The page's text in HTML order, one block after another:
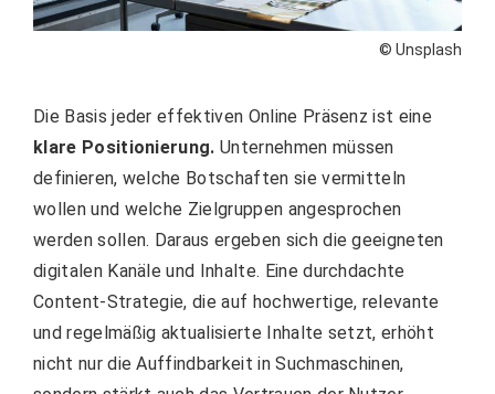
© Unsplash
Die Basis jeder effektiven Online Präsenz ist eine
klare Positionierung. Unternehmen müssen
definieren, welche Botschaften sie vermitteln
wollen und welche Zielgruppen angesprochen
werden sollen. Daraus ergeben sich die geeigneten
digitalen Kanäle und Inhalte. Eine durchdachte
Content-Strategie, die auf hochwertige, relevante
und regelmäßig aktualisierte Inhalte setzt, erhöht
nicht nur die Auffindbarkeit in Suchmaschinen,